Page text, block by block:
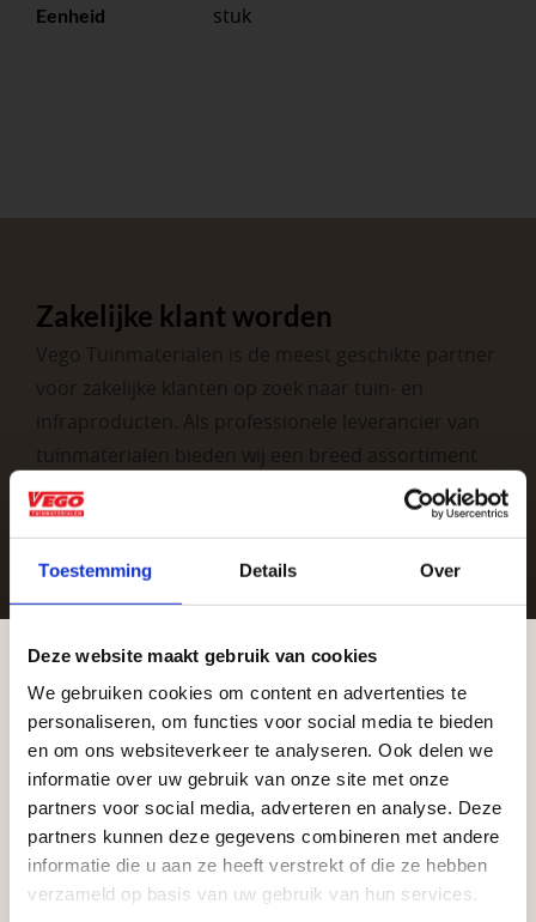
Toestemming Details Over
Deze website maakt gebruik van cookies
We gebruiken cookies om content en advertenties te
personaliseren, om functies voor social media te bieden
en om ons websiteverkeer te analyseren. Ook delen we
informatie over uw gebruik van onze site met onze
partners voor social media, adverteren en analyse. Deze
partners kunnen deze gegevens combineren met andere
informatie die u aan ze heeft verstrekt of die ze hebben
verzameld op basis van uw gebruik van hun services.
Eenheid stuk
Zakelijke klant worden
Vego Tuinmaterialen is de meest geschikte partner
voor zakelijke klanten op zoek naar tuin- en
infraproducten. Als professionele leverancier van
tuinmaterialen bieden wij een breed assortiment
aan producten van topkwaliteit. Lees meer over de
zakelijke mogelijkheden
Vrijblijvend advies?
Geen probleem, wij hebben alles voor uw
tuin en onze medewerkers adviseren je
Aangepaste openingstijden tijdens de
vakantieperiode
Waardenburg en Vego Dordrecht hanteren tijdens
de vakantieperiode aangepaste openingstijden op
zaterdag. Bekijk de vestigingspagina voor de
actuele openingstijden.